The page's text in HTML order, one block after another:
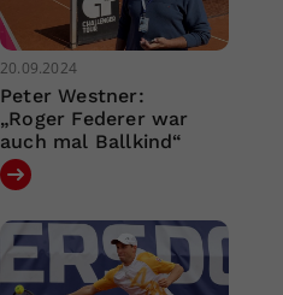
20.09.2024
Peter Westner:
„Roger Federer war
auch mal Ballkind“